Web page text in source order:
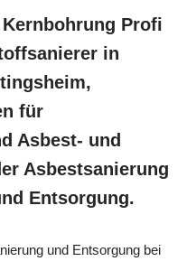
Kernbohrung Profi
in
für
Asbest- und
Asbestsanierung
Entsorgung.
und Entsorgung bei